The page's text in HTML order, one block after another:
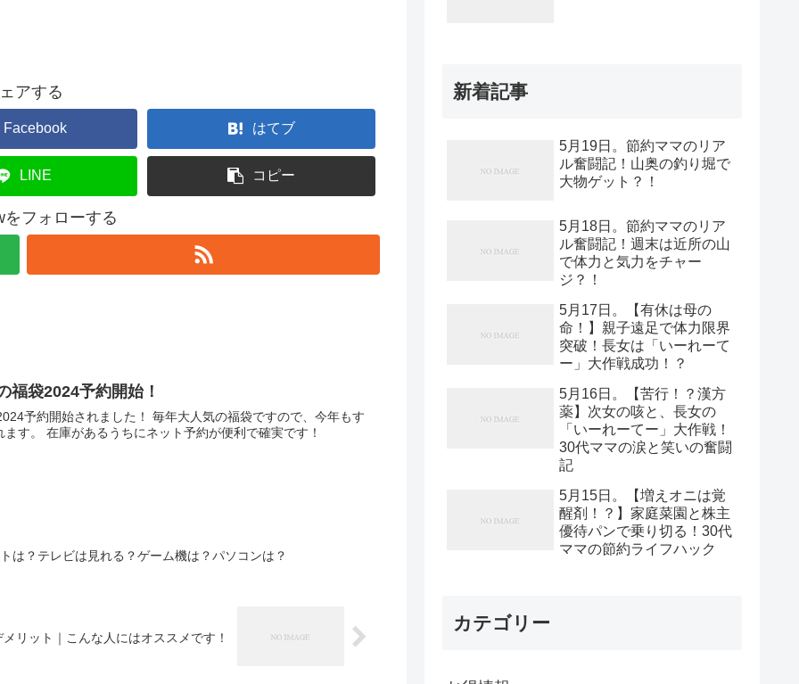
アする
Facebook はてブ
LINE コピー
をフォローする
福袋2024予約開始！
予約開始されました！ 毎年大人気の福袋ですので、今年もす
す。 在庫があるうちにネット予約が便利で確実です！
は？テレビは見れる？ゲーム機は？パソコンは？
リット｜こんな人にはオススメです！
新着記事
5月19日。節約ママのリア
ル奮闘記！山奥の釣り堀で
大物ゲット？！
5月18日。節約ママのリア
ル奮闘記！週末は近所の山
で体力と気力をチャー
ジ？！
5月17日。【有休は母の
命！】親子遠足で体力限界
突破！長女は「いーれーて
ー」大作戦成功！？
5月16日。【苦行！？漢方
薬】次女の咳と、長女の
「いーれーてー」大作戦！
30代ママの涙と笑いの奮闘
記
5月15日。【増えオニは覚
醒剤！？】家庭菜園と株主
優待パンで乗り切る！30代
ママの節約ライフハック
カテゴリー